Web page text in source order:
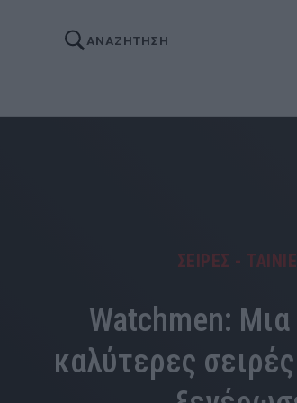
ΑΝΑΖΗΤΗΣΗ
ΣΕΙΡΕΣ -
Watchmen: Μια
καλύτερες